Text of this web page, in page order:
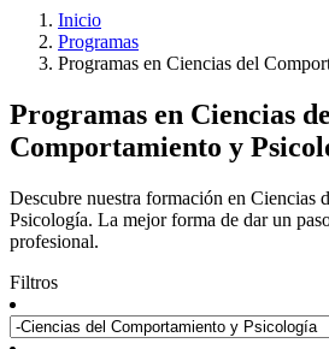
Inicio
Programas
Programas en Ciencias del
Programas en Ciencias
Comportamiento y
Descubre nuestra formación en Ciencias
Psicología. La mejor forma de dar un
profesional.
Filtros